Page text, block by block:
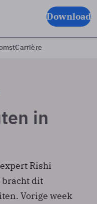
Download
Carrière
in
Rishi
bracht dit
Vorige week